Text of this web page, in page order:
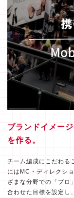
ブランドイメー
を作る。
チーム編成にこだわる
にはMC・ディレクシ
ざまな分野での「プロ
合わせた目標を設定し